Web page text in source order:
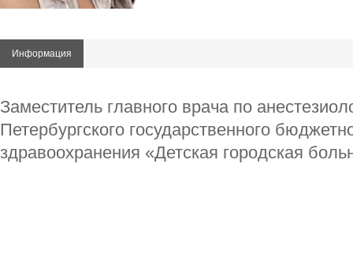
Информация
Заместитель главного врача по
Петербургского государственного
здравоохранения «Детская городская